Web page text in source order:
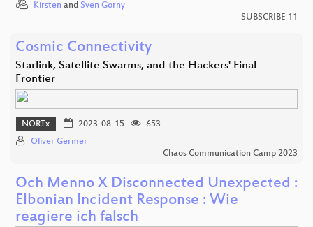
Kirsten and Sven Gorny
SUBSCRIBE 11
Cosmic Connectivity
Starlink, Satellite Swarms, and the Hackers' Final
Frontier
NORTx 2023-08-15
653
Oliver Germer
Chaos Communication Camp 2023
Och Menno X Disconnected Unexpected :
Elbonian Incident Response : Wie
reagiere ich falsch